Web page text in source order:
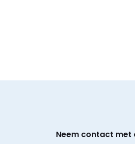
Neem contact met